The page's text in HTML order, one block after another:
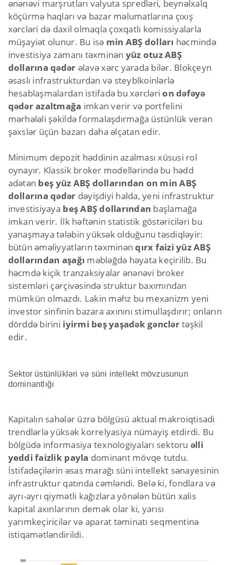
ənənəvi marşrutları valyuta spredləri, beynəlxalq
köçürmə haqları və bazar məlumatlarına çıxış
xərcləri də daxil olmaqla çoxqatlı komissiyalarla
müşayiət olunur. Bu isə min ABŞ dolları həcmində
investisiya zamanı təxminən yüz otuz ABŞ
dollarına qədər əlavə xərc yarada bilər. Blokçeyn
əsaslı infrastrukturdan və steyblkoinlərlə
hesablaşmalardan istifadə bu xərclərion dəfəyə
qədər azaltmağa imkan verir və portfelini
mərhələli şəkildə formalaşdırmağa üstünlük verən
şəxslər üçün bazarı daha əlçatan edir.
Minimum depozit həddinin azalması xüsusi rol
oynayır. Klassik broker modellərində bu hədd
adətən beş yüz ABŞ dollarından on min ABŞ
dollarına qədər dəyişdiyi halda, yeni infrastruktur
investisiyaya beş ABŞ dollarından başlamağa
imkan verir. İlk həftənin statistik göstəriciləri bu
yanaşmaya tələbin yüksək olduğunu təsdiqləyir:
bütün əməliyyatların təxminənqırx faizi yüz ABŞ
dollarından aşağı məbləğdə həyata keçirilib. Bu
həcmdə kiçik tranzaksiyalar ənənəvi broker
sistemləri çərçivəsində struktur baxımından
mümkün olmazdı. Lakin məhz bu mexanizm yeni
investor sinfinin bazara axınını stimullaşdırır; onların
dörddə birini iyirmi beş yaşadək gənclərtəşkil
edir.
Sektor üstünlükləri və süni intellekt mövzusunun
dominantlığı
Kapitalın sahələr üzrə bölgüsü aktual makroiqtisadi
trendlərlə yüksək korrelyasiya nümayiş etdirdi. Bu
bölgüdə informasiya texnologiyaları sektoru əlli
yeddi faizlik payla dominant mövqe tutdu.
İstifadəçilərin əsas marağı süni intellekt sənayesinin
infrastruktur qatında cəmləndi. Belə ki, fondlara və
ayrı-ayrı qiymətli kağızlara yönələn bütün xalis
kapital axınlarının demək olar ki, yarısı
yarımkeçiricilər və aparat təminatı seqmentinə
istiqamətləndirildi.